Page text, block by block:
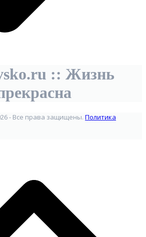
:: Жизнь
- Все права защищены. Политика